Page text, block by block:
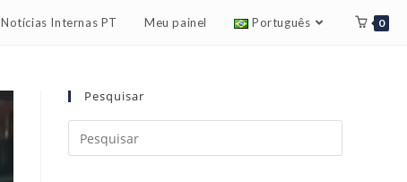
Notícias Internas PT Meu painel Português 0
Pesquisar